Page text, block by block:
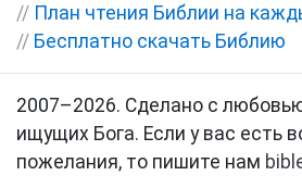
// План чтения Библии на
// Бесплатно скачать Библию
2007–2026. Сделано с
ищущих Бога. Если у вас есть
пожелания, то пишите нам